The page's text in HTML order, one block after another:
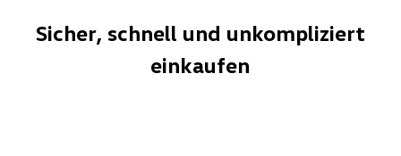
Sicher, schnell und unkompliziert
einkaufen